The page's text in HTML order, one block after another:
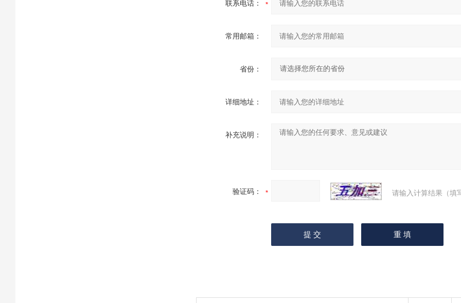
联系电话：
常用邮箱：
省份：
详细地址：
补充说明：
验证码： 请输入计算结果（填